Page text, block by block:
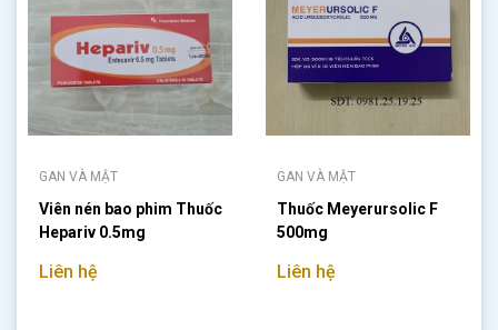
GAN VÀ MẬT
Viên nén bao phim Thuốc
Hepariv 0.5mg
Liên hệ
GAN VÀ MẬT
Thuốc Meyerursolic F
500mg
Liên hệ